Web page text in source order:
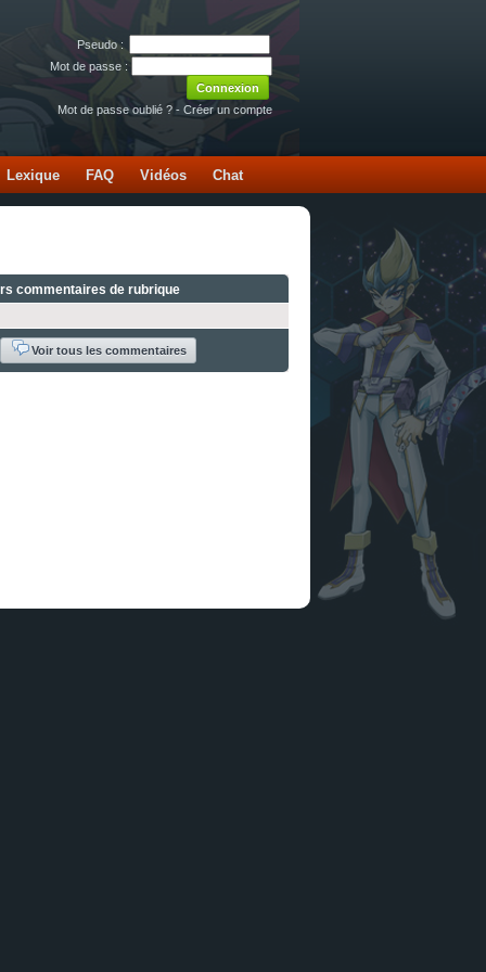
Pseudo :
Mot de passe :
Mot de passe oublié ? - Créer un compte
Lexique FAQ Vidéos Chat
commentaires de rubrique
Voir tous les commentaires